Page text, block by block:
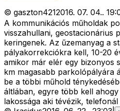
© gaszton4212016. 07. 04..
A kommunikációs műholdak
visszahullani, geostacionárius
keringenek. Az űzemanyag a
pályakorrekciókra kell, 10-20
amikor már elér egy bizonyos
km magasabb parkolópályára
be a többi műhold
áltlában, egyre több kell
lakossága aki tévézik,